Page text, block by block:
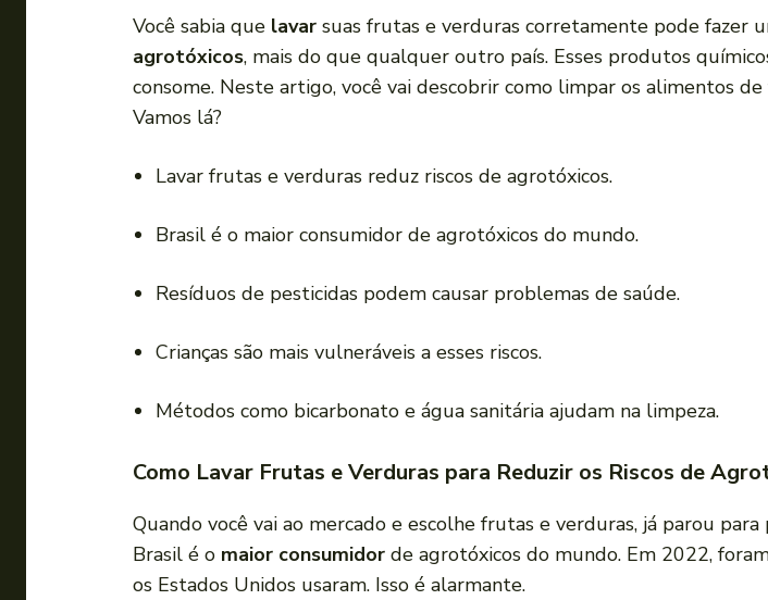
a
r
e
u
i
Você sabia que lavar suas frutas e verduras corretamente pode fazer
agrotóxicos, mais do que qualquer outro país. Esses produtos
consome. Neste artigo, você vai descobrir como limpar os alimentos
Vamos lá?
Lavar frutas e verduras reduz riscos de agrotóxicos.
Brasil é o maior consumidor de agrotóxicos do mundo.
Resíduos de pesticidas podem causar problemas de saúde.
Crianças são mais vulneráveis a esses riscos.
Métodos como bicarbonato e água sanitária ajudam na limpeza.
Como Lavar Frutas e Verduras para Reduzir os Riscos de
Quando você vai ao mercado e escolhe frutas e verduras, já parou para
Brasil é o maior consumidor de agrotóxicos do mundo. Em 2022,
os Estados Unidos usaram. Isso é alarmante.